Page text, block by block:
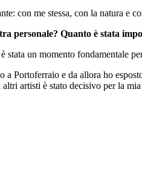
con me stessa, con la natura
personale? Quanto è stata
stata un momento fondamentale
a Portoferraio e da allora ho
artisti è stato decisivo per la mia